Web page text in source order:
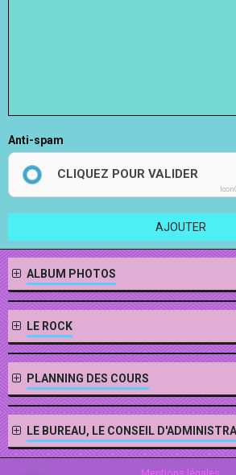
Anti-spam
CLIQUEZ POUR VALIDER
AJOUTER
ALBUM PHOTOS
LE ROCK
PLANNING DES COURS
LE BUREAU, LE CONSEIL